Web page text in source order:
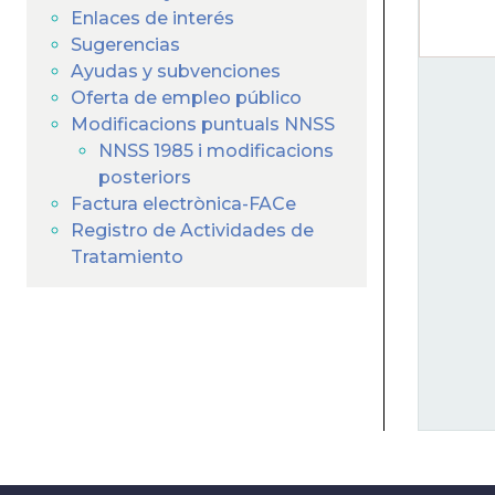
la
navegación
Enlaces de interés
Sugerencias
Ayudas y subvenciones
Oferta de empleo público
Modificacions puntuals NNSS
NNSS 1985 i modificacions
posteriors
Factura electrònica-FACe
Registro de Actividades de
Tratamiento